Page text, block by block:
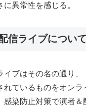
異常性を感じる。
信ライブについて
イブはその名の通り、
れているものをオンラ
感染防止対策で演者＆